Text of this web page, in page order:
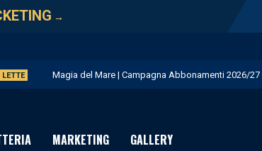
→
Magia del Mare | Campagna Abbonamenti 2026/27
Visita istituzionale al Via del Mare - US Lecce
MARKETING GALLERY